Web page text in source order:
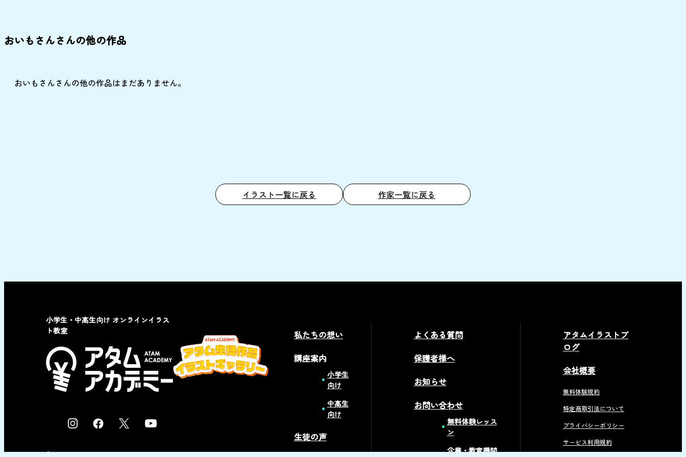
おいもさんさんの他の作品
おいもさんさんの他の作品はまだありません。
イラスト一覧に戻る 作家一覧に戻る
私たちの想い
講座案内
小学生
向け
中高生
向け
生徒の声
よくある質問
保護者様へ
お知らせ
お問い合わせ
無料体験レッス
ン
企業・教育機関
アタムイラストブ
ログ
会社概要
無料体験規約
特定商取引法について
プライバシーポリシー
サービス利用規約
小学生・中高生向け オンラインイラス
ト教室
I
F
Y
© 2023 by ATAM co,Ltd.